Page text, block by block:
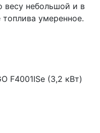
весу небольшой и в
умеренное.
F4001ISe (3,2 кВт)